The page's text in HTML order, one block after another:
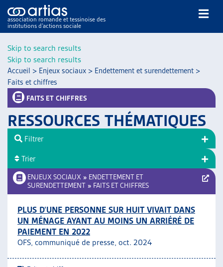
Skip to search results
Skip to search results
association romande et tessinoise des
institutions d’actions sociale
NOS PUBLICATIONS
ARTICLES
VEILLE
RESSOURCES
THÉMATIQUES
AUTRES
ARTIAS
L’ASSOCIATION
PROJETS ET ACTIVITÉS
Accueil > Enjeux sociaux > Endettement et surendettement >
Faits et chiffres
FAITS ET CHIFFRES
RESSOURCES THÉMATIQUES
ENJEUX SOCIAUX » ENDETTEMENT ET
SURENDETTEMENT » FAITS ET CHIFFRES
PLUS D’UNE PERSONNE SUR HUIT VIVAIT DANS
UN MÉNAGE AYANT AU MOINS UN ARRIÉRÉ DE
PAIEMENT EN 2022
OFS, communiqué de presse, oct. 2024
Filtrer
Trier